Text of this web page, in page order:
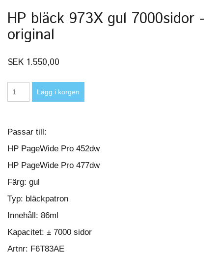
HP bläck 973X gul 7000sidor -
original
SEK 1.550,00
Passar till:
HP PageWide Pro 452dw
HP PageWide Pro 477dw
Färg: gul
Typ: bläckpatron
Innehåll: 86ml
Kapacitet: ± 7000 sidor
Artnr: F6T83AE